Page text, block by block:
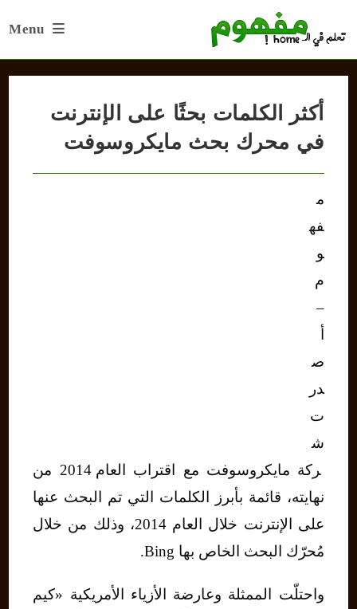
Menu
أكثر الكلمات بحثًا على الإنترنت
في محرك بحث مايكروسوفت
م
فه
و
م
–
ص
در
ت
ش
ركة مايكروسوفت مع اقتراب العام 2014 من
نهايته، قائمة بأبرز الكلمات التي تم البحث عنها
على الإنترنت خلال العام 2014، وذلك من خلال
مُحرّك البحث الخاص بها Bing.
واحتلّت الممثلة وعارضة الأزياء الأمريكية «كيم